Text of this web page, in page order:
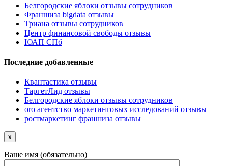
Белгородские яблоки отзывы сотрудников
Франшиза bigdata отзывы
Триана отзывы сотрудников
Центр финансовой свободы отзывы
ЮАП СПб
Последние добавленные
Квантастика отзывы
ТаргетЛид отзывы
Белгородские яблоки отзывы сотрудников
oro агентство маркетинговых исследований отзывы
ростмаркетинг франшиза отзывы
x
Ваше имя (обязательно)